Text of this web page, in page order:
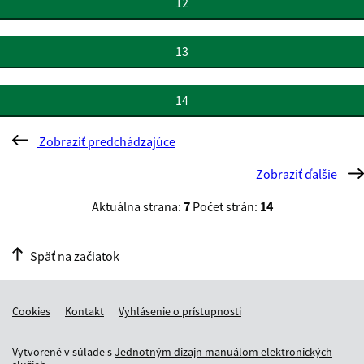
13
14
Zobraziť predchádzajúce
Zobraziť ďalšie
Aktuálna strana: 7Počet strán: 14
Späť na začiatok
Cookies Kontakt Vyhlásenie o prístupnosti
Vytvorené v súlade sJednotným dizajn manuálom elektronických